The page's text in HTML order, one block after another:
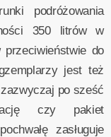
podróżowania
350 litrów w
do
jest też
po sześć
czy pakiet
zasługuje